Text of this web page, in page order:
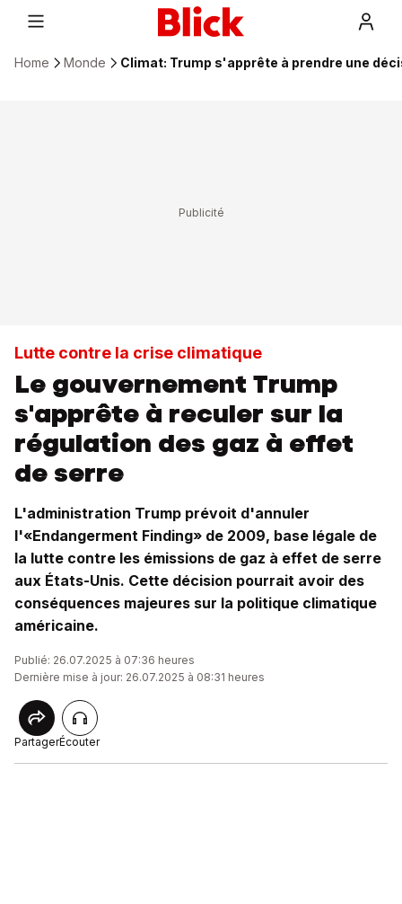
Home Monde Climat: Trump s'apprête à prendre une
Lutte contre la crise climatique
Le gouvernement Trump
s'apprête à reculer sur la
régulation des gaz à effet
de serre
L'administration Trump prévoit d'annuler
l'«Endangerment Finding» de 2009, base légale de
la lutte contre les émissions de gaz à effet de serre
aux États-Unis. Cette décision pourrait avoir des
conséquences majeures sur la politique climatique
américaine.
Publié: 26.07.2025 à 07:36 heures
Dernière mise à jour: 26.07.2025 à 08:31 heures
PartagerÉcouter